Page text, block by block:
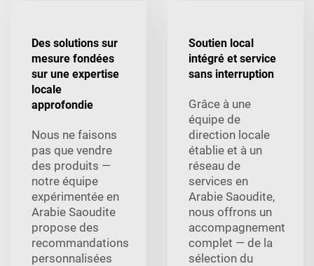
Des solutions sur
mesure fondées
sur une expertise
locale
approfondie
Nous ne faisons
pas que vendre
des produits —
notre équipe
expérimentée en
Arabie Saoudite
propose des
recommandations
personnalisées
Soutien local
intégré et service
sans interruption
Grâce à une
équipe de
direction locale
établie et à un
réseau de
services en
Arabie Saoudite,
nous offrons un
accompagnement
complet — de la
sélection du